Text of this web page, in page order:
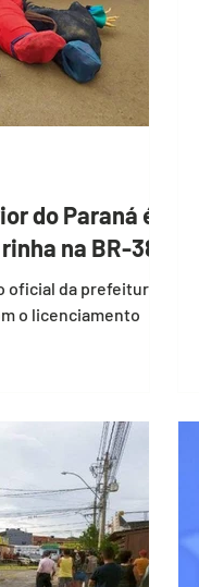
do Paraná é
na BR-386
oficial da prefeitura
o licenciamento